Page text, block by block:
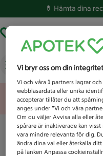
💊 Hämta dina
Vad letar du
Vi bryr oss om din integritet
Vi och våra1 partners lagrar
webbläsardata eller unika
accepterar tillåter du att
anges under ”Vi och våra
Om du väljer Avvisa alla eller
spårare är inaktiverade kan
vara mindre relevanta för dig.
ändra dina val eller återkalla
på länken Anpassa